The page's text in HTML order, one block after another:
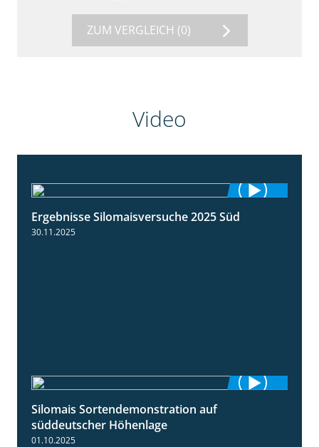
ZUM VERGLEICH (0)
Video
Ergebnisse Silomaisversuche 2025 Süd
30.11.2025
Silomais Sortendemonstration auf
süddeutscher Höhenlage
01.10.2025